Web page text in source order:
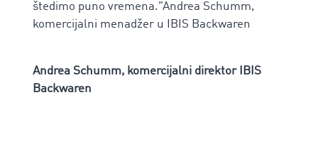
štedimo puno vremena."Andrea Schumm,
komercijalni menadžer u IBIS Backwaren
Andrea Schumm, komercijalni direktor IBIS
Backwaren